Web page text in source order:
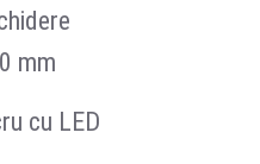
mm
cu LED